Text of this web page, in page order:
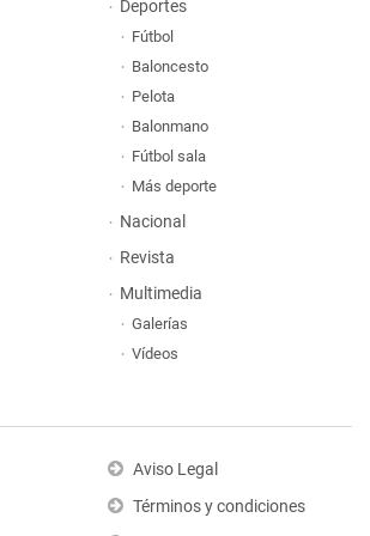
Deportes
Fútbol
Baloncesto
Pelota
Balonmano
Fútbol sala
Más deporte
Nacional
Revista
Multimedia
Galerías
Vídeos
Aviso Legal
Términos y condiciones